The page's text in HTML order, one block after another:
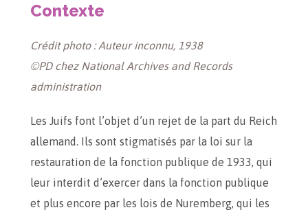
Contexte
Crédit photo : Auteur inconnu, 1938
©PD chez National Archives and Records
administration
Les Juifs font l’objet d’un rejet de la part du Reich
allemand. Ils sont stigmatisés par la loi sur la
restauration de la fonction publique de 1933, qui
leur interdit d’exercer dans la fonction publique
et plus encore par les lois de Nuremberg, qui les